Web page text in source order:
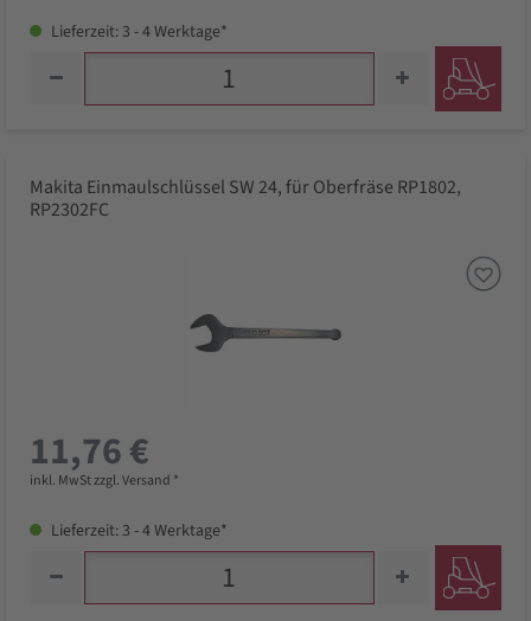
Lieferzeit: 3 - 4 Werktage*
Makita Einmaulschlüssel SW 24, für Oberfräse RP1802,
RP2302FC
11,76 €
inkl. MwSt zzgl. Versand *
Lieferzeit: 3 - 4 Werktage*